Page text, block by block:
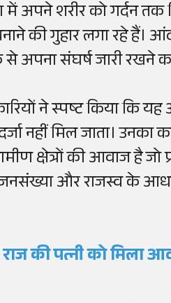
अपने शरीर को गर्दन तक
की गुहार लगा रहे हैं।
से अपना संघर्ष जारी
ने स्पष्ट किया कि
नहीं मिल जाता।
क्षेत्रों की आवाज है
जनसंख्या और राजस्व के
की पत्नी को मिला